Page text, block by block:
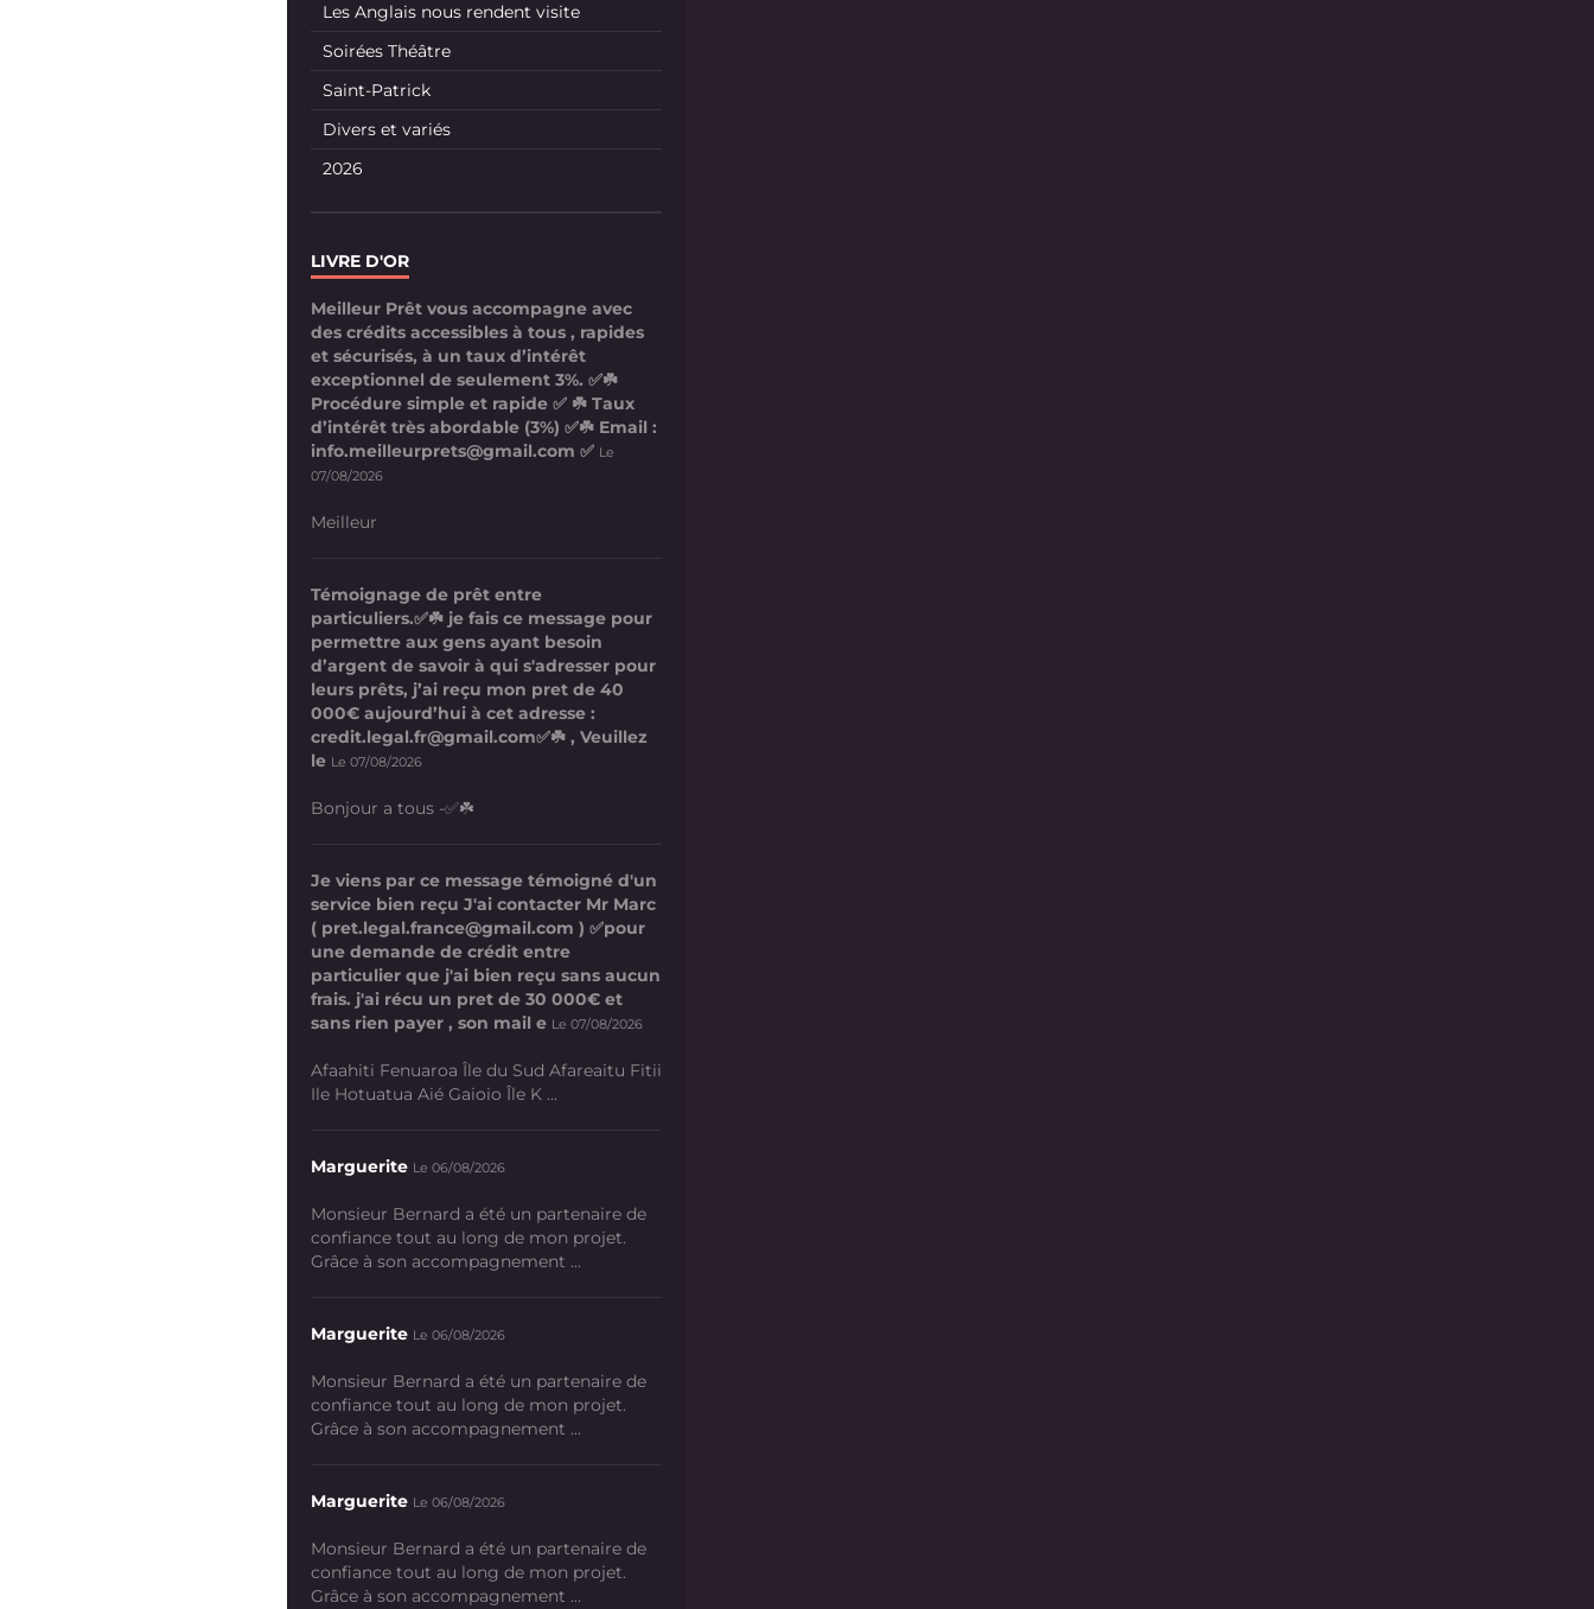
Les Anglais nous rendent visite
Soirées Théâtre
Saint-Patrick
Divers et variés
2026
LIVRE D'OR
Meilleur Prêt vous accompagne avec
des crédits accessibles à tous , rapides
et sécurisés, à un taux d’intérêt
exceptionnel de seulement 3%. ✅☘️
Procédure simple et rapide ✅ ☘️ Taux
d’intérêt très abordable (3%) ✅☘️ Email :
info.meilleurprets@gmail.com ✅ Le
07/08/2026
Meilleur
Témoignage de prêt entre
particuliers.✅☘️ je fais ce message pour
permettre aux gens ayant besoin
d’argent de savoir à qui s'adresser pour
leurs prêts, j’ai reçu mon pret de 40
000€ aujourd’hui à cet adresse :
credit.legal.fr@gmail.com✅☘️ , Veuillez
le Le 07/08/2026
Bonjour a tous -✅☘️
Je viens par ce message témoigné d'un
service bien reçu J'ai contacter Mr Marc
( pret.legal.france@gmail.com ) ✅pour
une demande de crédit entre
particulier que j'ai bien reçu sans aucun
frais. j'ai récu un pret de 30 000€ et
sans rien payer , son mail e Le 07/08/2026
Afaahiti Fenuaroa Île du Sud Afareaitu Fitii
Ile Hotuatua Aié Gaioio Île K ...
Marguerite Le 06/08/2026
Monsieur Bernard a été un partenaire de
confiance tout au long de mon projet.
Grâce à son accompagnement ...
Marguerite Le 06/08/2026
Monsieur Bernard a été un partenaire de
confiance tout au long de mon projet.
Grâce à son accompagnement ...
Marguerite Le 06/08/2026
Monsieur Bernard a été un partenaire de
confiance tout au long de mon projet.
Grâce à son accompagnement ...